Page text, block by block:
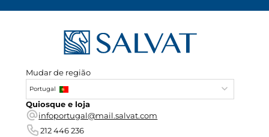
Mudar de região
Portugal
Quiosque e loja
infoportugal@mail.salvat.com
212 446 236